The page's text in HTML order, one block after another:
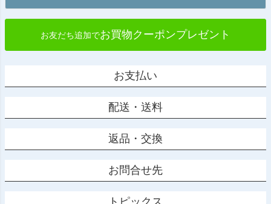
お友だち追加でお買物クーポンプレゼント
お支払い
配送・送料
返品・交換
お問合せ先